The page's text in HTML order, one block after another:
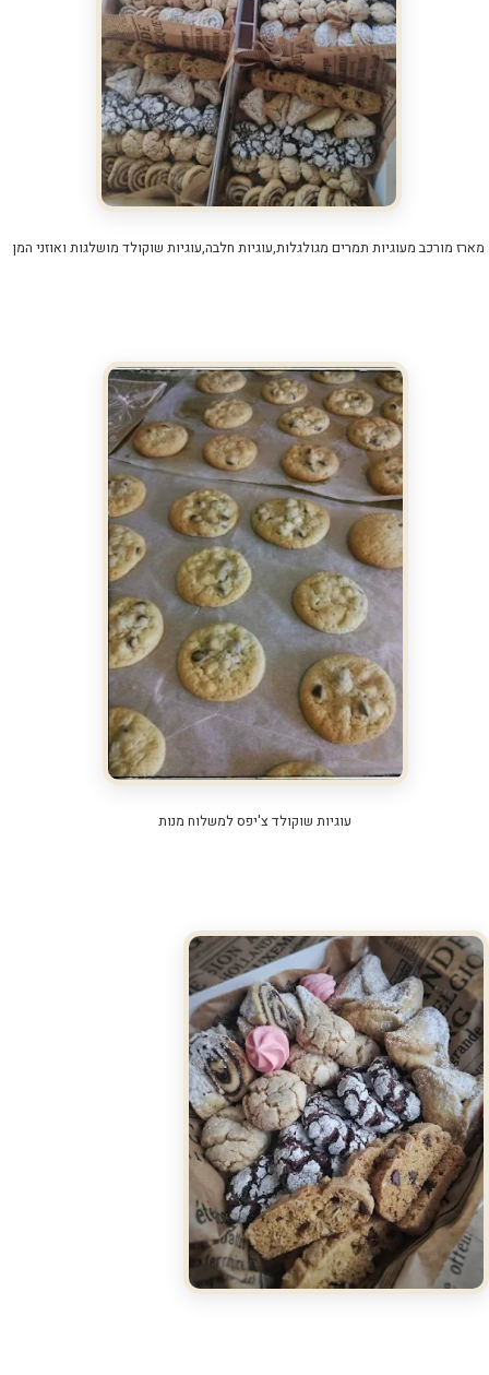
מארז מורכב מעוגיות תמרים מגולגלות,עוגיות חלבה,עוגיות שוקולד מושלגות ואוזני המן
עוגיות שוקולד צ'יפס למשלוח מנות